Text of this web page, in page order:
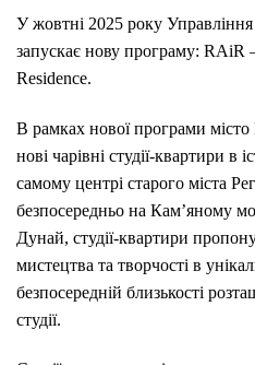
У жовтні 2025 року Управління
запускає нову програму: RAiR
Residence.
В рамках нової програми місто
нові чарівні студії-квартири в
самому центрі старого міста
безпосередньо на Кам’яному
Дунай, студії-квартири
мистецтва та творчості в
безпосередній близькості
студії.